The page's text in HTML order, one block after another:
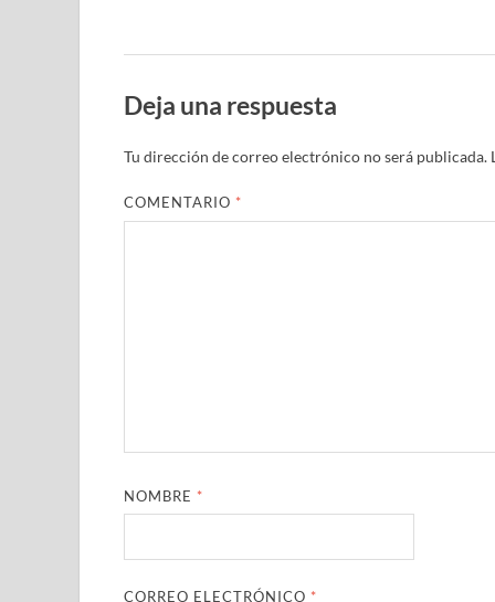
Deja una respuesta
Tu dirección de correo electrónico no será publicada.
COMENTARIO *
NOMBRE *
CORREO ELECTRÓNICO *